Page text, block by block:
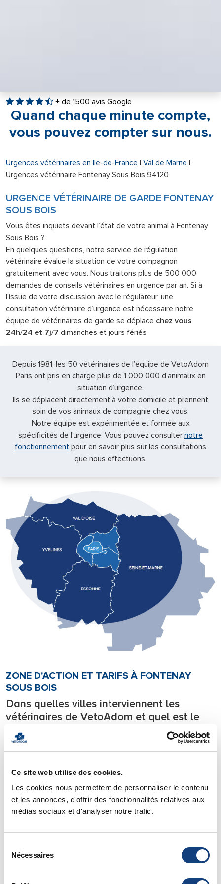
Ce site web utilise des cookies.
Les cookies nous permettent de personnaliser le contenu
et les annonces, d'offrir des fonctionnalités relatives aux
médias sociaux et d'analyser notre trafic.
Nécessaires
+ de 1500 avis Google
Quand chaque minute compte,
vous pouvez compter sur nous.
Urgences vétérinaires en Ile-de-France | Val de Marne |
Urgences vétérinaire Fontenay Sous Bois 94120
URGENCE VÉTÉRINAIRE DE GARDE FONTENAY
SOUS BOIS
Vous êtes inquiets devant l’état de votre animal à Fontenay
Sous Bois ?
En quelques questions, notre service de régulation
vétérinaire évalue la situation de votre compagnon
gratuitement avec vous. Nous traitons plus de 500 000
demandes de conseils vétérinaires en urgence par an. Si à
l’issue de votre discussion avec le régulateur, une
consultation vétérinaire d’urgence est nécessaire notre
équipe de vétérinaires de garde se déplace chez vous
24h/24 et 7j/7 dimanches et jours fériés.
Depuis 1981, les 50 vétérinaires de l’équipe de VetoAdom
Paris ont pris en charge plus de 1 000 000 d’animaux en
situation d’urgence.
Ils se déplacent directement à votre domicile et prennent
soin de vos animaux de compagnie chez vous.
Notre équipe est expérimentée et formée aux
spécificités de l’urgence. Vous pouvez consulter notre
fonctionnement pour en savoir plus sur les consultations
que nous effectuons.
ZONE D'ACTION ET TARIFS À FONTENAY
SOUS BOIS
Dans quelles villes interviennent les
vétérinaires de VetoAdom et quel est le
tarif d’une consultation à domicile à
Fontenay Sous Bois?
départements l’Ile de France.
Nous intervenons en urgence7j/7 directement à votre
domicileavec tout le matériel nécessaire à la prise en
charge des urgences et soignons votre animal de compagnie
d’intervention vous pouvez consulter notre page de zone
Vous y trouverez également
de nos déplacements